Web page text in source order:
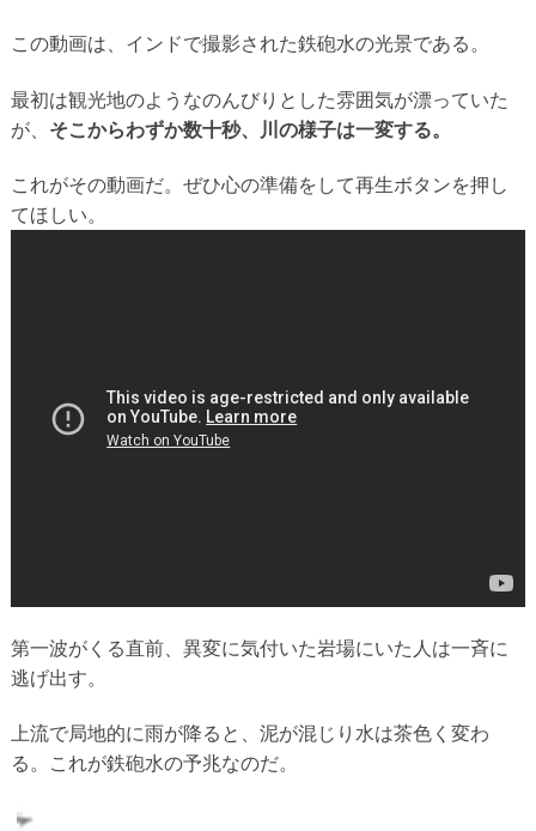
この動画は、インドで撮影された鉄砲水の光景である。
最初は観光地のようなのんびりとした雰囲気が漂っていた
が、 そこからわずか数十秒、川の様子は一変する。
これがその動画だ。ぜひ心の準備をして再生ボタンを押し
てほしい。
第一波がくる直前、異変に気付いた岩場にいた人は一斉に
逃げ出す。
上流で局地的に雨が降ると、泥が混じり水は茶色く変わ
る。これが鉄砲水の予兆なのだ。